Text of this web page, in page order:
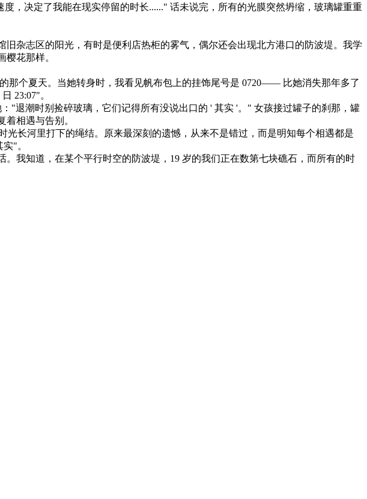
决定了我能在现实停留的时长......" 话未说完，所有的光膜突然坍缩，玻璃罐重重
志区的阳光，有时是便利店热柜的雾气，偶尔还会出现北方港口的防波堤。我学
花那样。​
个夏天。当她转身时，我看见帆布包上的挂饰尾号是 0720—— 比她消失那年多了
23:07"。​
潮时别捡碎玻璃，它们记得所有没说出口的 ' 其实 '。" 女孩接过罐子的刹那，罐
相遇与告别。​
长河里打下的绳结。原来最深刻的遗憾，从来不是错过，而是明知每个相遇都是
"。​
知道，在某个平行时空的防波堤，19 岁的我们正在数第七块礁石，而所有的时